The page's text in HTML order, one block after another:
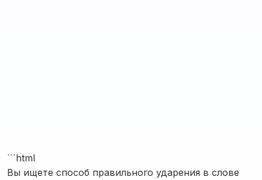
```html
Вы ищете способ правильного ударения в слове